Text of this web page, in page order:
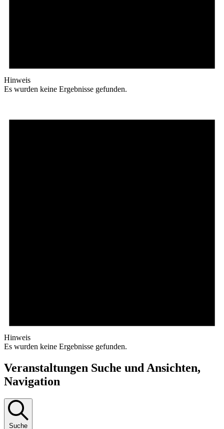
Hinweis
Es wurden keine Ergebnisse gefunden.
Hinweis
Es wurden keine Ergebnisse gefunden.
Veranstaltungen Suche und Ansichten,
Navigation
Suche